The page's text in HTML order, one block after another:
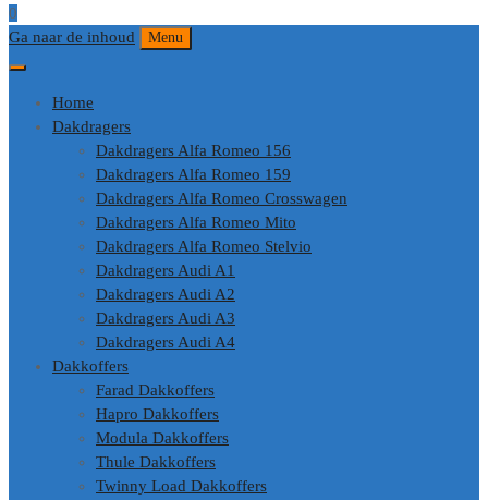
0
Ga naar de inhoud
Menu
Home
Dakdragers
Dakdragers Alfa Romeo 156
Dakdragers Alfa Romeo 159
Dakdragers Alfa Romeo Crosswagen
Dakdragers Alfa Romeo Mito
Dakdragers Alfa Romeo Stelvio
Dakdragers Audi A1
Dakdragers Audi A2
Dakdragers Audi A3
Dakdragers Audi A4
Dakkoffers
Farad Dakkoffers
Hapro Dakkoffers
Modula Dakkoffers
Thule Dakkoffers
Twinny Load Dakkoffers